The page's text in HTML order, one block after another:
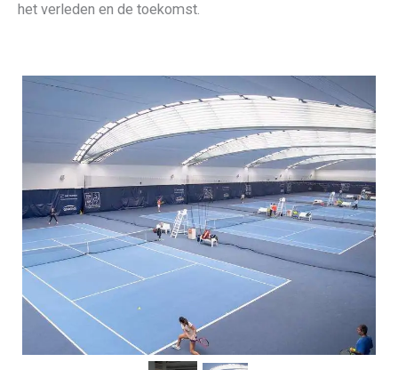
het verleden en de toekomst.